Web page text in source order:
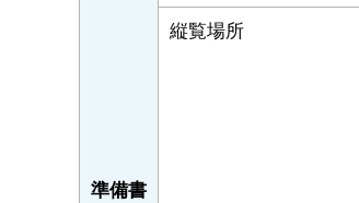
準備書
縦覧場所